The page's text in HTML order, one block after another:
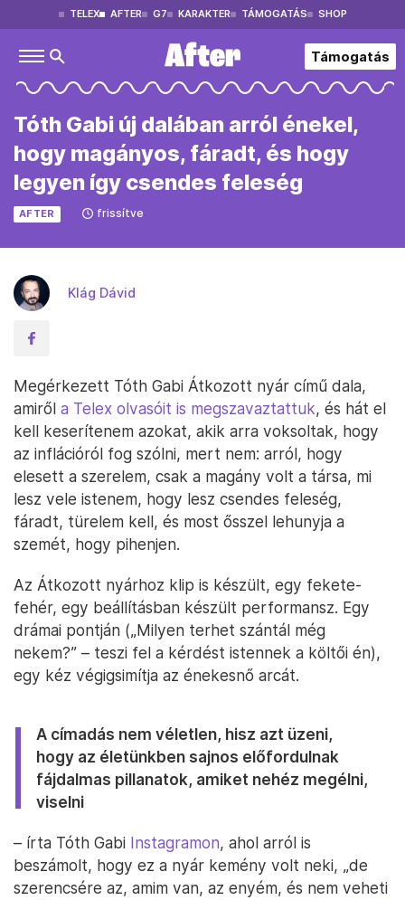
TELEX AFTER G7 KARAKTER TÁMOGATÁS SHOP
Támogatás
Tóth Gabi új dalában arról énekel,
hogy magányos, fáradt, és hogy
legyen így csendes feleség
AFTER frissítve
Klág Dávid
Megérkezett Tóth Gabi Átkozott nyár című dala,
amiről a Telex olvasóit is megszavaztattuk, és hát el
kell keserítenem azokat, akik arra voksoltak, hogy
az inflációról fog szólni, mert nem: arról, hogy
elesett a szerelem, csak a magány volt a társa, mi
lesz vele istenem, hogy lesz csendes feleség,
fáradt, türelem kell, és most ősszel lehunyja a
szemét, hogy pihenjen.
Az Átkozott nyárhoz klip is készült, egy fekete-
fehér, egy beállításban készült performansz. Egy
drámai pontján („Milyen terhet szántál még
nekem?” – teszi fel a kérdést istennek a költői én),
egy kéz végigsimítja az énekesnő arcát.
A címadás nem véletlen, hisz azt üzeni,
hogy az életünkben sajnos előfordulnak
fájdalmas pillanatok, amiket nehéz megélni,
viselni
– írta Tóth Gabi Instagramon, ahol arról is
beszámolt, hogy ez a nyár kemény volt neki, „de
szerencsére az, amim van, az enyém, és nem veheti